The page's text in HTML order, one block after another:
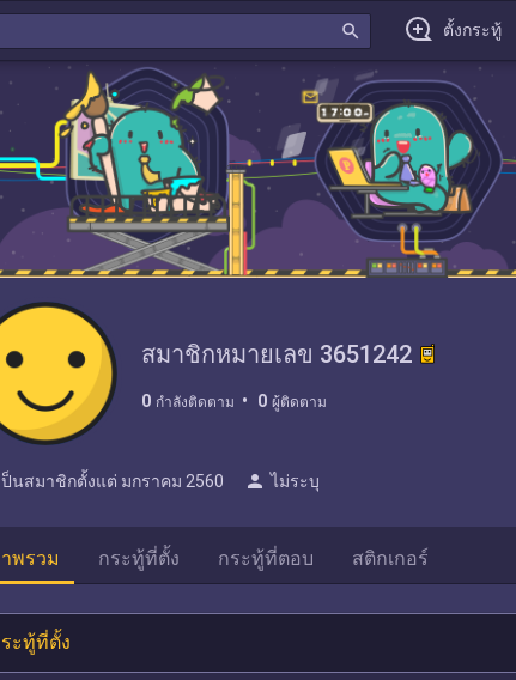
search ตั้งกระทู้
สมาชิกหมายเลข 3651242
0 กำลังติดตาม 0 ผู้ติดตาม
ป็นสมาชิกตั้งแต่ มกราคม 2560 person ไม่ระบุ
พรวม กระทู้ที่ตั้ง กระทู้ที่ตอบ สติกเกอร์
ะทู้ที่ตั้ง